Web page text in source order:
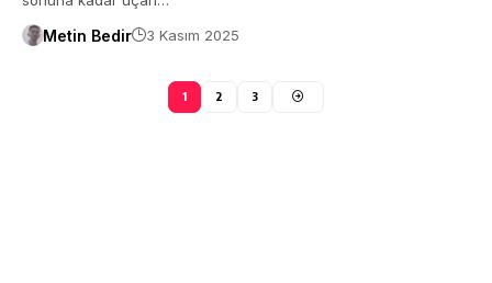
Metin Bedir 3 Kasım 2025
1 2 3